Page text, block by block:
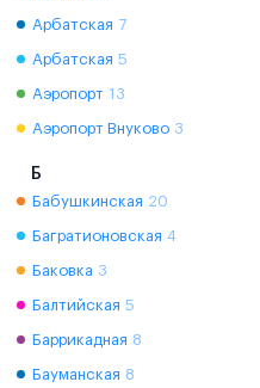
Арбатская 7
Арбатская 5
Аэропорт 13
Аэропорт Внуково 3
Б
Бабушкинская 20
Багратионовская 4
Баковка 3
Балтийская 5
Баррикадная 8
Бауманская 8